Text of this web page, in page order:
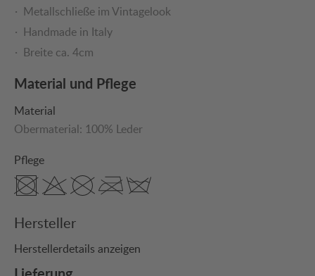
Metallschließe im Vintagelook
Handmade in Italy
Breite ca. 4cm
Material und Pflege
Material
Obermaterial: 100% Leder
Pflege
Hersteller
Herstellerdetails anzeigen